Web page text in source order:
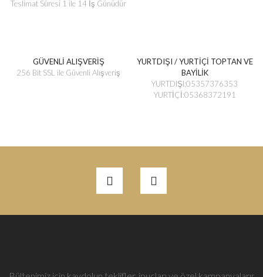
Teslimat Süresi 1 ile 14 İş Günüdür
GÜVENLİ ALIŞVERİŞ
256 Bit SSL ile Güvenli Alışveriş
YURTDIŞI / YURTİÇİ TOPTAN VE
BAYİLİK
YURTDIŞI:05357376353
YURTİÇİ:05368372191